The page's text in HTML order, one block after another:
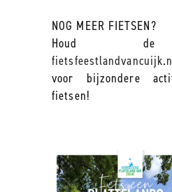
NOG MEER FIETSEN?
Houd de
voor bijzondere
fietsen!